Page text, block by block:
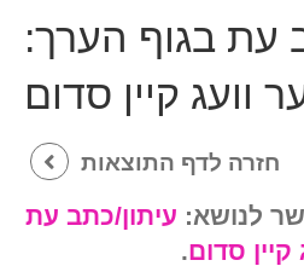
עת בגוף הערך:
וועג קיין סדום
חזרה לדף התוצאות
עיתון/כתב עת
קיין סדום.